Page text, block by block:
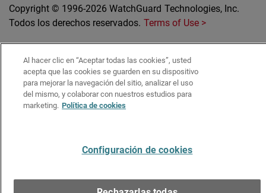
Copyright © 1996-2026 WatchGuard Technologies, Inc.
Todos los derechos reservados. Terms of Use >
Al hacer clic en “Aceptar todas las cookies”, usted
acepta que las cookies se guarden en su dispositivo
para mejorar la navegación del sitio, analizar el uso
del mismo, y colaborar con nuestros estudios para
marketing. Política de cookies
Configuración de cookies